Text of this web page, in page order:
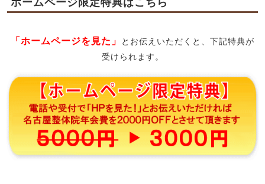
ホームページ限定特典はこちら
「ホームページを見た」
とお伝えいただくと、下記特典が
受けられます。